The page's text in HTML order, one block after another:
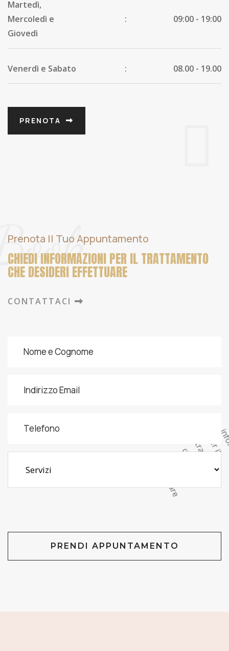
Martedì,
Mercoledì e
Giovedì
: 09:00 - 19:00
Venerdì e Sabato : 08.00 - 19.00
PRENOTA
Prenota Il Tuo Appuntamento
CHIEDI INFORMAZIONI PER IL TRATTAMENTO
CHE DESIDERI EFFETTUARE
CONTATTACI